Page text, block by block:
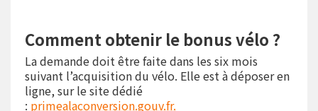
Comment obtenir le bonus vélo ?
La demande doit être faite dans les six mois
suivant l’acquisition du vélo. Elle est à déposer en
ligne, sur le site dédié
: primealaconversion.gouv.fr.